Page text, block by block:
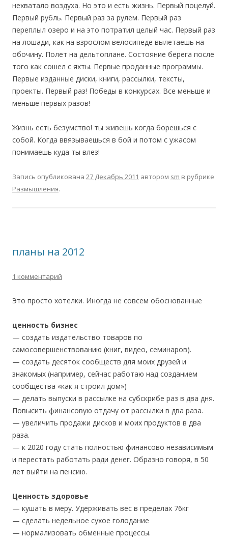
нехватало воздуха. Но это и есть жизнь. Первый поцелуй.
Первый рубль. Первый раз за рулем. Первый раз
переплыл озеро и на это потратил целый час. Первый раз
на лошади, как на взрослом велосипеде вылетаешь на
обочину. Полет на дельтоплане. Состояние берега после
того как сошел с яхты. Первые проданные программы.
Первые изданные диски, книги, рассылки, тексты,
проекты. Первый раз! Победы в конкурсах. Все меньше и
меньше первых разов!
Жизнь есть безумство! ты живешь когда борешься с
собой. Когда ввязываешься в бой и потом с ужасом
понимаешь куда ты влез!
Запись опубликована 27 Декабрь 2011 автором sm в рубрике
Размышления.
планы на 2012
1 комментарий
Это просто хотелки. Иногда не совсем обоснованные
ценность бизнес
— создать издательство товаров по
самосовершенствованию (книг, видео, семинаров).
— создать десяток сообществ для моих друзей и
знакомых (например, сейчас работаю над созданием
сообщества «как я строил дом»)
— делать выпуски в рассылке на субскрибе раз в два дня.
Повысить финансовую отдачу от рассылки в два раза.
— увеличить продажи дисков и моих продуктов в два
раза.
— к 2020 году стать полностью финансово независимым
и перестать работать ради денег. Образно говоря, в 50
лет выйти на пенсию.
Ценность здоровье
— кушать в меру. Удерживать вес в пределах 76кг
— сделать недельное сухое голодание
— нормализовать обменные процессы.